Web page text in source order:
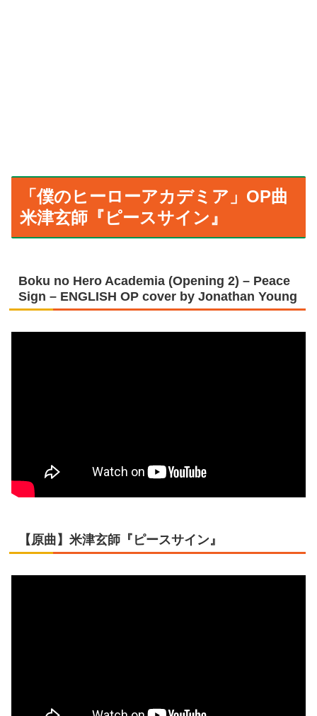
「僕のヒーローアカデミア」OP曲
米津玄師『ピースサイン』
Boku no Hero Academia (Opening 2) – Peace
Sign – ENGLISH OP cover by Jonathan Young
【原曲】米津玄師『ピースサイン』